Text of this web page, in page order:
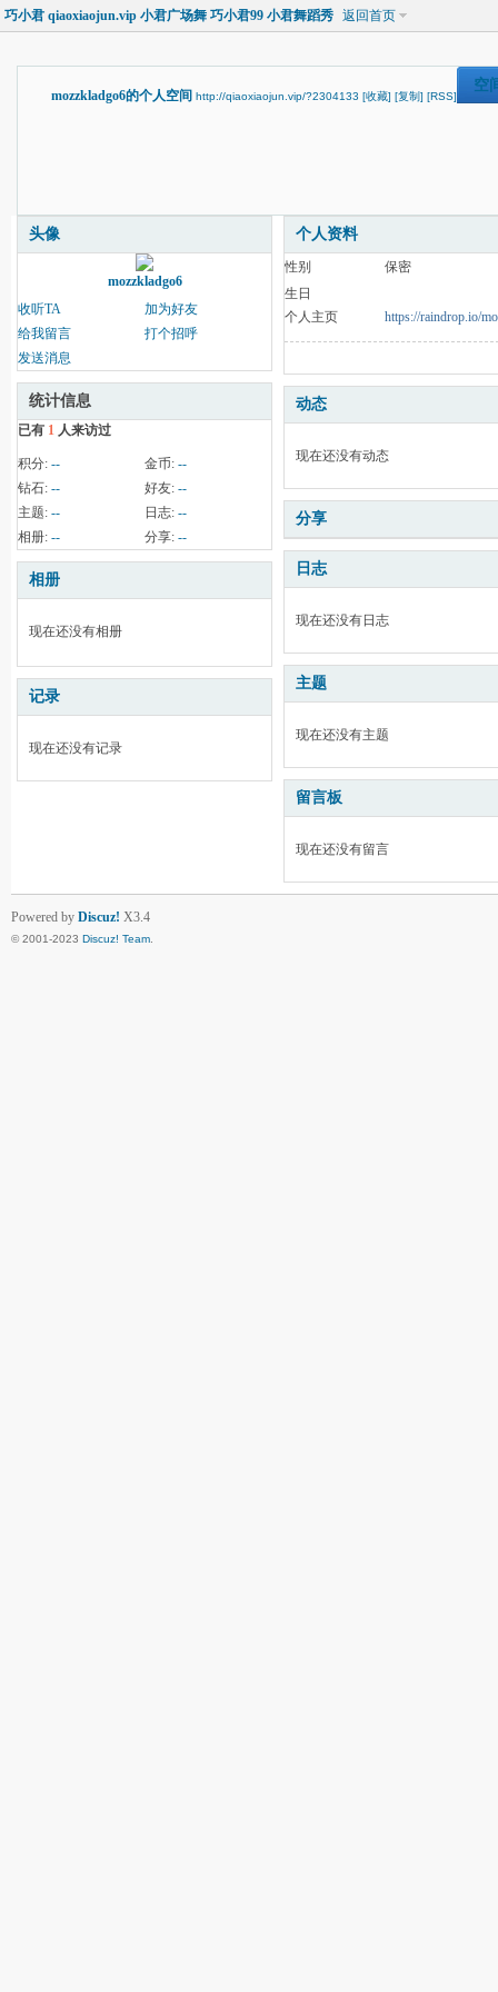
巧小君 qiaoxiaojun.vip 小君广场舞 巧小君99 小君舞蹈秀 返回首页
mozzkladgo6的个人空间 http://qiaoxiaojun.vip/?2304133 [收藏] [复制] [RSS]
空
头像
mozzkladgo6
收听TA
加为好友
给我留言
打个招呼
发送消息
统计信息
已有 1 人来访过
积分: -- 金币: --
钻石: -- 好友: --
主题: -- 日志: --
相册: -- 分享: --
相册
现在还没有相册
记录
现在还没有记录
个人资料
性别
保密
生日
个人主页
https://raindrop.io/
动态
现在还没有动态
分享
日志
现在还没有日志
主题
现在还没有主题
留言板
现在还没有留言
Powered by Discuz! X3.4
© 2001-2023 Discuz! Team